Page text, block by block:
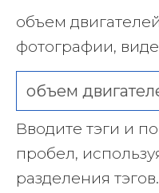
объем
фотографии,
Вводите тэги и
пробел,
разделения